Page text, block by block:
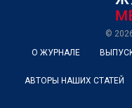
©
О ЖУРНАЛЕ
АВТОРЫ НАШИХ СТАТЕЙ